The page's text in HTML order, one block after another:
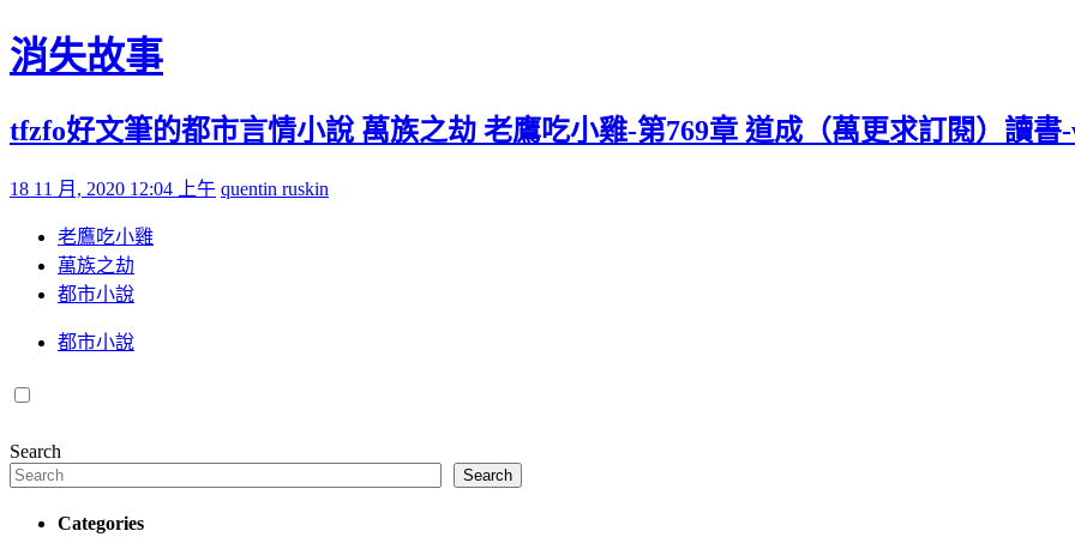
Skip to content
消失故事
tfzfo好文筆的都市言情小說 萬族之劫 老鷹吃小雞-第769章 道成（萬更求訂閱）讀書-
Posted on
18 11 月, 2020 12:04 上午 by
quentin ruskin
老鷹吃小雞
萬族之劫
都市小說
都市小說
Search
Search
Categories